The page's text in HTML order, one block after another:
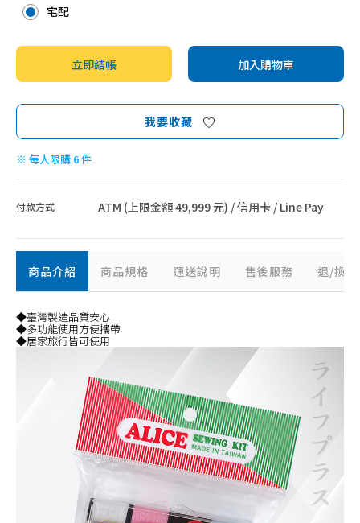
宅配
立即結帳 加入購物車
我要收藏
※ 每人限購 6 件
付款方式 ATM (上限金額 49,999 元) / 信用卡 / Line Pay
商品介紹 商品規格 運送說明 售後服務 退/換
◆臺灣製造品質安心
◆多功能使用方便攜帶
◆居家旅行皆可使用